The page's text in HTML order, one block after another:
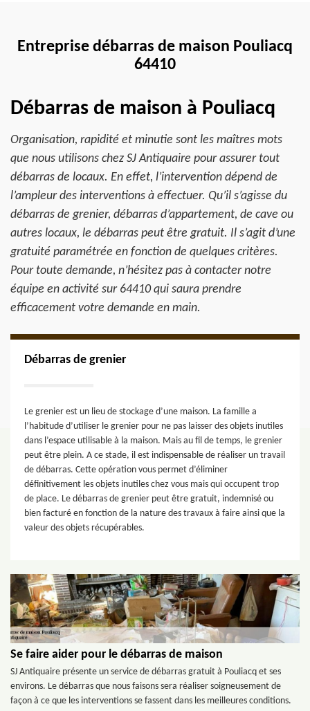
Entreprise débarras de maison Pouliacq
64410
Débarras de maison à Pouliacq
Organisation, rapidité et minutie sont les maîtres mots
que nous utilisons chez SJ Antiquaire pour assurer tout
débarras de locaux. En effet, l’intervention dépend de
l’ampleur des interventions à effectuer. Qu’il s’agisse du
débarras de grenier, débarras d’appartement, de cave ou
autres locaux, le débarras peut être gratuit. Il s’agit d’une
gratuité paramétrée en fonction de quelques critères.
Pour toute demande, n’hésitez pas à contacter notre
équipe en activité sur 64410 qui saura prendre
efficacement votre demande en main.
Débarras de grenier
Le grenier est un lieu de stockage d’une maison. La famille a
l’habitude d’utiliser le grenier pour ne pas laisser des objets inutiles
dans l’espace utilisable à la maison. Mais au fil de temps, le grenier
peut être plein. A ce stade, il est indispensable de réaliser un travail
de débarras. Cette opération vous permet d’éliminer
définitivement les objets inutiles chez vous mais qui occupent trop
de place. Le débarras de grenier peut être gratuit, indemnisé ou
bien facturé en fonction de la nature des travaux à faire ainsi que la
valeur des objets récupérables.
Se faire aider pour le débarras de maison
SJ Antiquaire présente un service de débarras gratuit à Pouliacq et ses
environs. Le débarras que nous faisons sera réaliser soigneusement de
façon à ce que les interventions se fassent dans les meilleures conditions.